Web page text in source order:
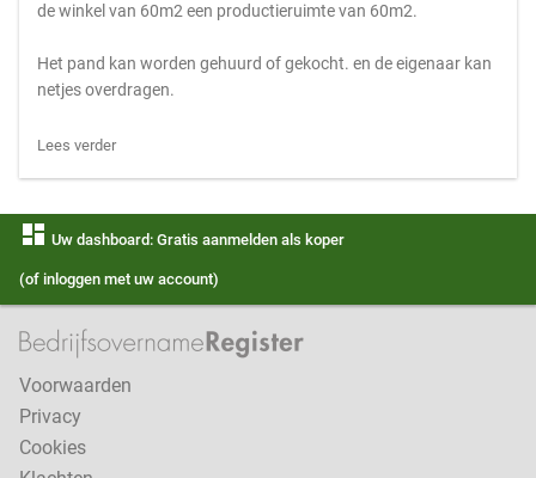
de winkel van 60m2 een productieruimte van 60m2.
Het pand kan worden gehuurd of gekocht. en de eigenaar kan
netjes overdragen.
Lees verder
dashboard Uw dashboard: Gratis aanmelden als koper
(of inloggen met uw account)
Voorwaarden
Privacy
Cookies